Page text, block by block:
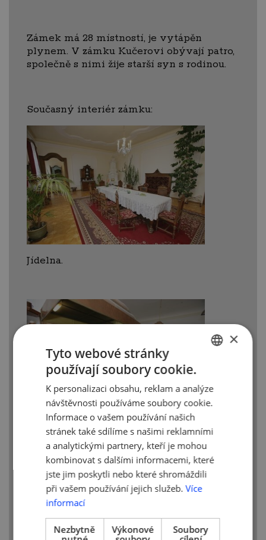
Zámek má 28 místností, je vytápěn
plynem. V zámku Kučerovi obývají patro,
společně s nimi žije starší syn s rodinou.
Současný interiér zámku:
Jídelna.
Kuchyň.
ENGLISH
×
Tyto webové stránky
používají soubory cookie.
K personalizaci obsahu, reklam a analýze
návštěvnosti používáme soubory cookie.
Informace o vašem používání našich
stránek také sdílíme s našimi reklamními
a analytickými partnery, kteří je mohou
kombinovat s dalšími informacemi, které
jste jim poskytli nebo které shromáždili
při vašem používání jejich služeb. Více
informací
Nezbytně
Výkonové
Soubory